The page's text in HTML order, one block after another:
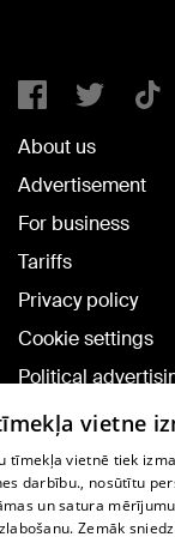
About us
Advertisement
For business
Tariffs
Privacy policy
Cookie settings
Political
Cookie policy
Commenting
TV program
vietne
tīmekļa vietnē tiek
darbību., nosūtītu
un satura
Zemāk